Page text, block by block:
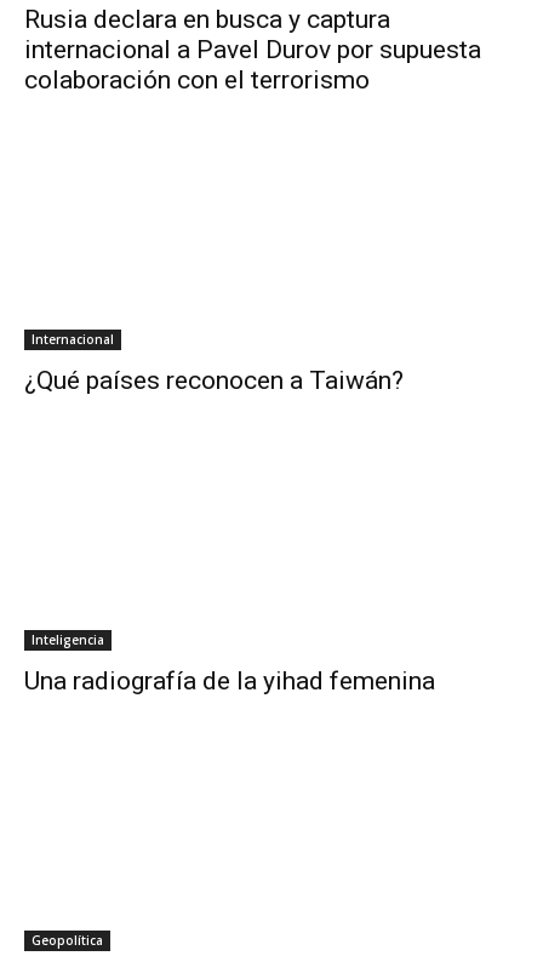
Rusia declara en busca y captura
internacional a Pavel Durov por supuesta
colaboración con el terrorismo
Internacional
¿Qué países reconocen a Taiwán?
Inteligencia
Una radiografía de la yihad femenina
Geopolítica